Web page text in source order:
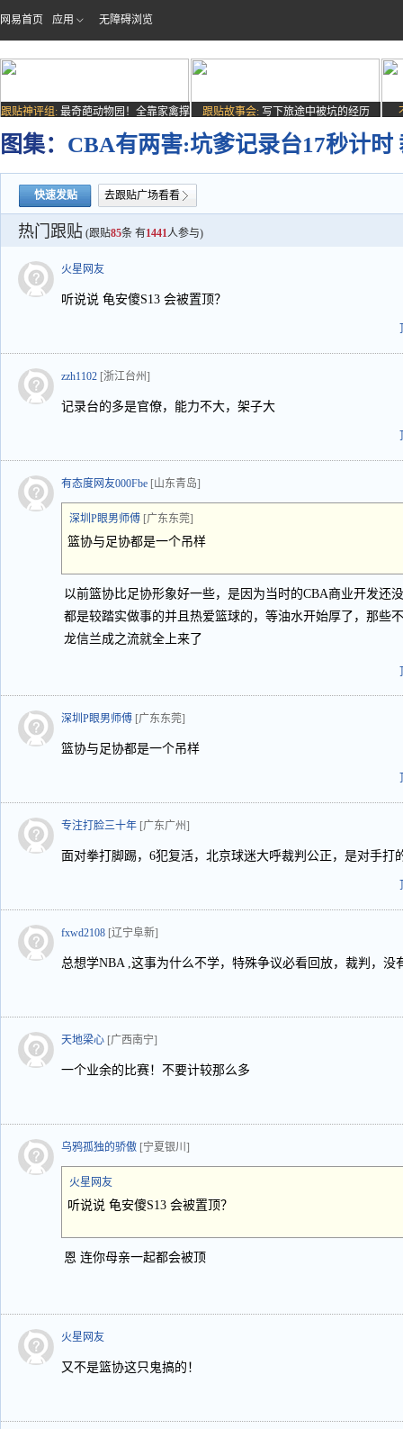
网易首页 应用 无障碍浏览
跟贴神评组: 最奇葩动物园！全靠家禽撑
跟贴故事会: 写下旅途中被坑的经历
图集： CBA有两害:坑爹记录台17秒计时
快速发贴 去跟贴广场看看
热门跟贴 (跟贴85条 有1441人参与)
火星网友
听说说 龟安傻S13 会被置顶？
zzh1102 [浙江台州]
记录台的多是官僚，能力不大，架子大
有态度网友000Fbe [山东青岛]
深圳P眼男师傅 [广东东莞]
篮协与足协都是一个吊样
以前篮协比足协形象好一些，是因为当时的CBA商业开发还
都是较踏实做事的并且热爱篮球的，等油水开始厚了，那些
龙信兰成之流就全上来了
深圳P眼男师傅 [广东东莞]
篮协与足协都是一个吊样
专注打脸三十年 [广东广州]
面对拳打脚踢，6犯复活，北京球迷大呼裁判公正，是对手打
fxwd2108 [辽宁阜新]
总想学NBA ,这事为什么不学，特殊争议必看回放，裁判，没
天地梁心 [广西南宁]
一个业余的比赛！不要计较那么多
乌鸦孤独的骄傲 [宁夏银川]
火星网友
听说说 龟安傻S13 会被置顶？
恩 连你母亲一起都会被顶
火星网友
又不是篮协这只鬼搞的！